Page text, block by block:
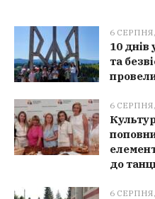
6
10 днів
та
6
до
6